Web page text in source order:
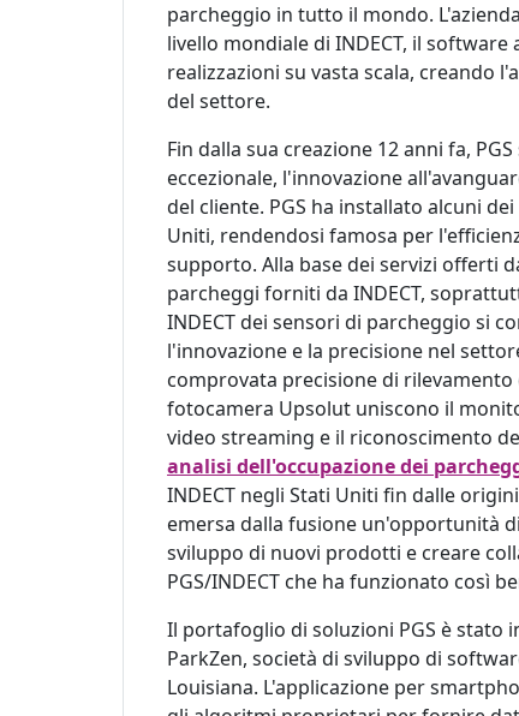
parcheggio in tutto il mondo.
livello mondiale di INDECT, il
realizzazioni su vasta scala, creando
del settore.
Fin dalla sua creazione 12 anni fa,
eccezionale, l'innovazione
del cliente. PGS ha installato alcuni
Uniti, rendendosi famosa per
supporto. Alla base dei servizi offerti
parcheggi forniti da INDECT,
INDECT dei sensori di parcheggio si
l'innovazione e la precisione nel
comprovata precisione di
fotocamera Upsolut uniscono il
video streaming e il riconoscimento
analisi dell'occupazione dei
INDECT negli Stati Uniti fin dalle
emersa dalla fusione un'opportunità
sviluppo di nuovi prodotti e creare
PGS/INDECT che ha funzionato così
Il portafoglio di soluzioni PGS è stato
ParkZen, società di sviluppo di
Louisiana. L'applicazione per